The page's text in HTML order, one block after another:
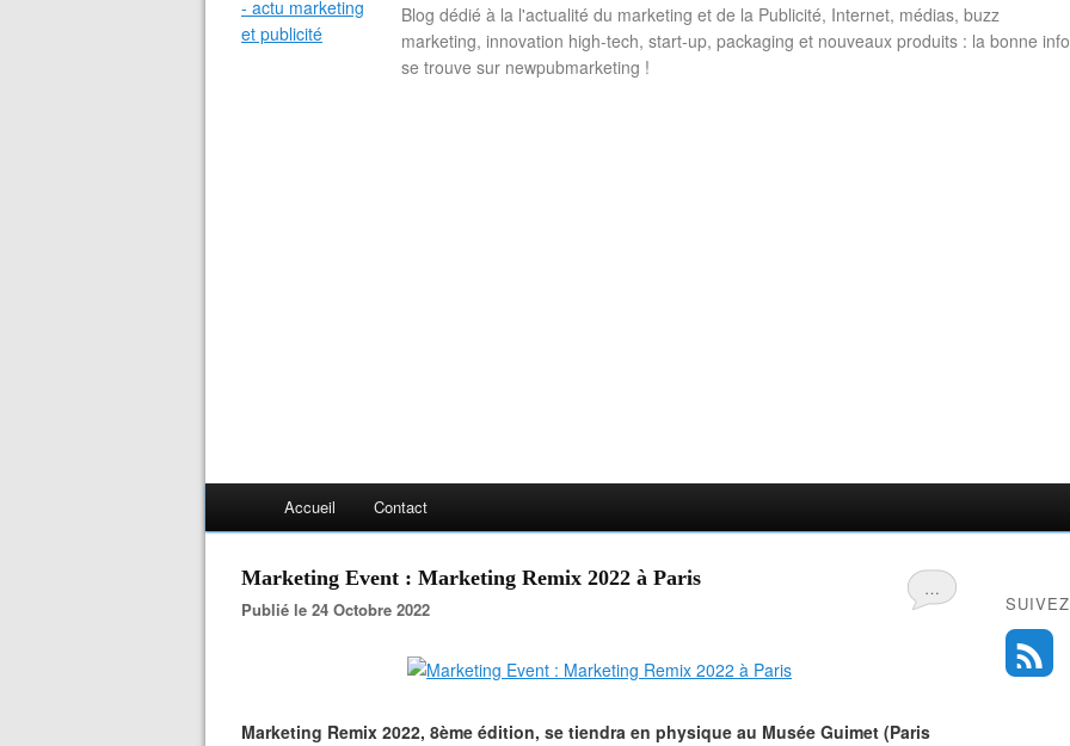
Blog dédié à la l'actualité du marketing et de la Publicité, Internet, médias, buzz
marketing, innovation high-tech, start-up, packaging et nouveaux produits : la bonne info
se trouve sur newpubmarketing !
Accueil Contact
…
Marketing Event : Marketing Remix 2022 à Paris
Publié le 24 Octobre 2022
Marketing Remix 2022, 8ème édition, se tiendra en physique au Musée Guimet (Paris